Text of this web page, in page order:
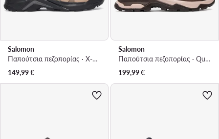
Salomon
Παπούτσια πεζοπορίας · X-Adventure Recon Mid Gtx L49095500 · Καφέ
149,99€
Salomon
Παπούτσια πεζοπορίας · Quest Echo GTX L47968500 L47968500 · Καφέ
199,99€